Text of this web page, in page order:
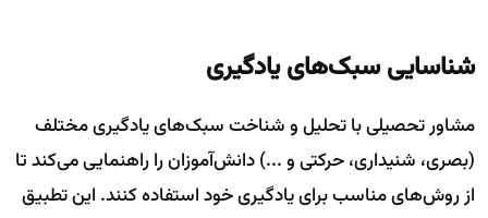
شناسایی سبک‌های یادگیری
مشاور تحصیلی با تحلیل و شناخت سبک‌های یادگیری مختلف
(بصری، شنیداری، حرکتی و ...) دانش‌آموزان را راهنمایی می‌کند تا
از روش‌های مناسب برای یادگیری خود استفاده کنند. این تطبیق